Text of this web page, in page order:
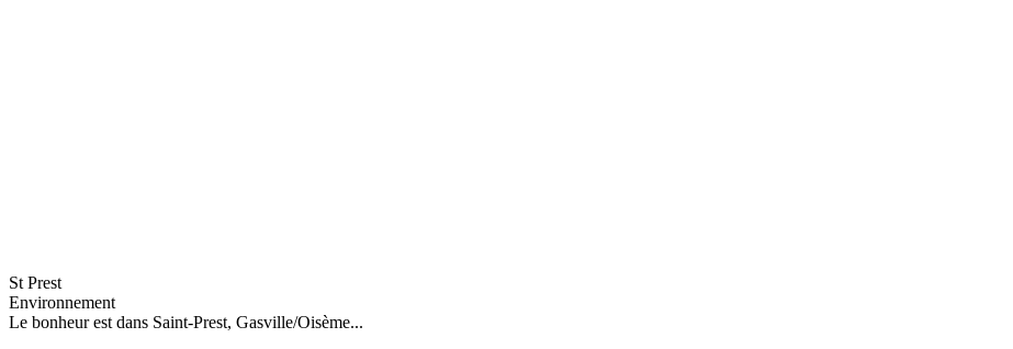
St Prest
Environnement
Le bonheur est dans Saint-Prest, Gasville/Oisème...